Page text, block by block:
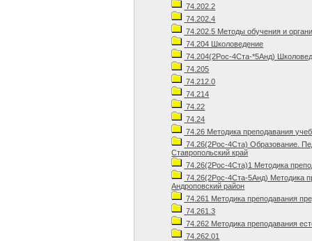
74.202.2
74.202.4
74.202.5 Методы обучения и
74.204 Школоведение
74.204(2Рос-4Ста-*5Анд)
74.205
74.212.0
74.214
74.22
74.24
74.26 Методика преподавания
74.26(2Рос-4Ста) Образование.
Ставропольский край
74.26(2Рос-4Ста)1 Методика
74.26(2Рос-4Ста-5Анд) Методика
Андроповский район
74.261 Методика преподавания
74.261.3
74.262 Методика преподавания
74.262.01